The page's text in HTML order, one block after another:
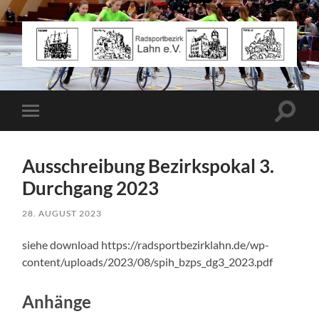
Radsportbezirk
Lahn
e.V.
Menü
Ausschreibung Bezirkspokal 3.
Durchgang 2023
28. AUGUST 2023
siehe download https://radsportbezirklahn.de/wp-
content/uploads/2023/08/spih_bzps_dg3_2023.pdf
Anhänge